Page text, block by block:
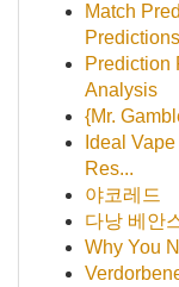
Match
Predictions
Prediction
Analysis
{Mr.
Ideal
Res...
야코레드
다낭 베안
Why You